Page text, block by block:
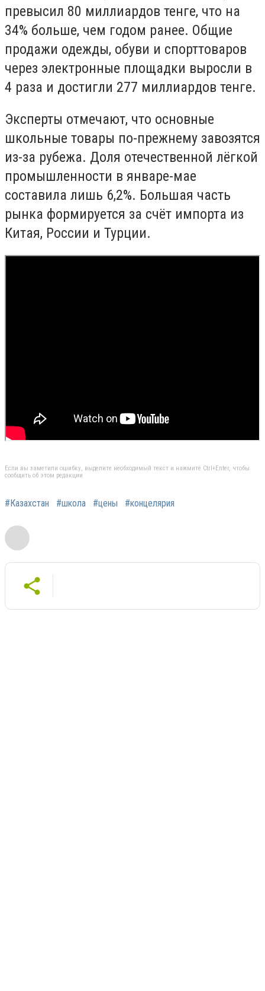
превысил 80 миллиардов тенге, что на
34% больше, чем годом ранее. Общие
продажи одежды, обуви и спорттоваров
через электронные площадки выросли в
4 раза и достигли 277 миллиардов тенге.
Эксперты отмечают, что основные
школьные товары по-прежнему завозятся
из-за рубежа. Доля отечественной лёгкой
промышленности в январе-мае
составила лишь 6,2%. Большая часть
рынка формируется за счёт импорта из
Китая, России и Турции.
Если вы заметили ошибку, выделите необходимый текст и нажмите Ctrl+Enter, чтобы
сообщить об этом редакции
#Казахстан #школа #цены #концелярия